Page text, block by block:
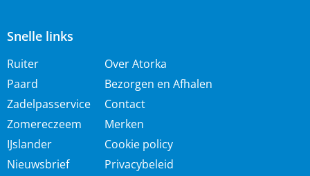
Snelle links
Ruiter
Paard
Zadelpasservice
Zomereczeem
IJslander
Nieuwsbrief
Over Atorka
Bezorgen en Afhalen
Contact
Merken
Cookie policy
Privacybeleid